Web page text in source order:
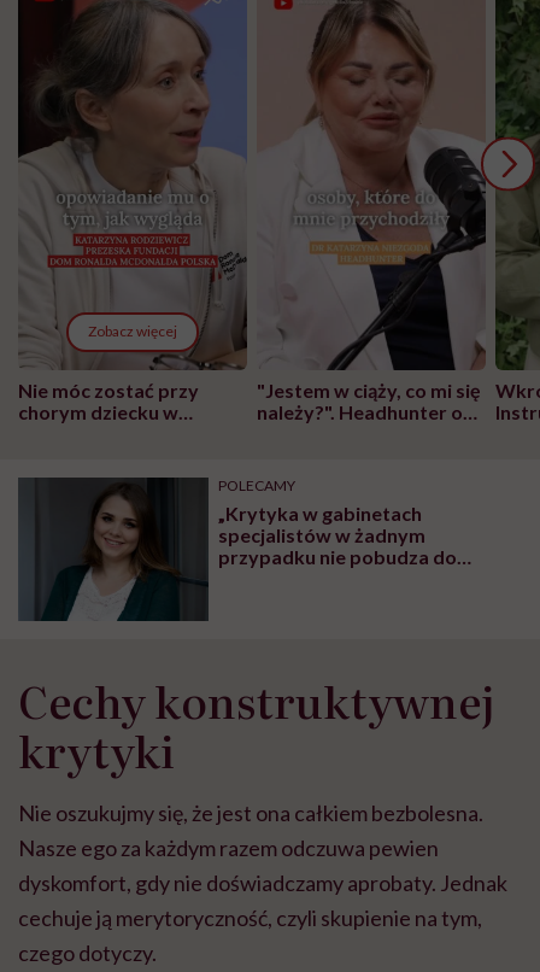
Zobacz więcej
Nie móc zostać przy
chorym dziecku w
może chyba tylko
głupota i brak
wyobraźni"
"Jestem w ciąży, co mi się
należy?". Headhunter o
pracy
POLECAMY
„Krytyka w gabinetach
specjalistów w żadnym
przypadku nie pobudza do
Cechy konstruktywnej
krytyki
Nie oszukujmy się, że jest ona całkiem bezbolesna.
Nasze ego za każdym razem odczuwa pewien
dyskomfort, gdy nie doświadczamy aprobaty. Jednak
cechuje ją merytoryczność, czyli skupienie na tym,
czego dotyczy.